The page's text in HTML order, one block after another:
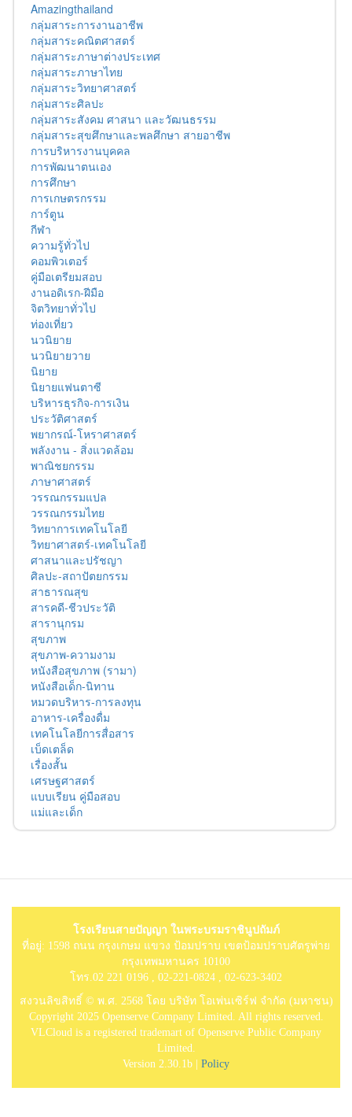
Amazingthailand
กลุ่มสาระการงานอาชีพ
กลุ่มสาระคณิตศาสตร์
กลุ่มสาระภาษาต่างประเทศ
กลุ่มสาระภาษาไทย
กลุ่มสาระวิทยาศาสตร์
กลุ่มสาระศิลปะ
กลุ่มสาระสังคม ศาสนา และวัฒนธรรม
กลุ่มสาระสุขศึกษาและพลศึกษา สายอาชีพ
การบริหารงานบุคคล
การพัฒนาตนเอง
การศึกษา
การเกษตรกรรม
การ์ตูน
กีฬา
ความรู้ทั่วไป
คอมพิวเตอร์
คู่มือเตรียมสอบ
งานอดิเรก-ฝีมือ
จิตวิทยาทั่วไป
ท่องเที่ยว
นวนิยาย
นวนิยายวาย
นิยาย
นิยายแฟนตาซี
บริหารธุรกิจ-การเงิน
ประวัติศาสตร์
พยากรณ์-โหราศาสตร์
พลังงาน - สิ่งแวดล้อม
พาณิชยกรรม
ภาษาศาสตร์
วรรณกรรมแปล
วรรณกรรมไทย
วิทยาการเทคโนโลยี
วิทยาศาสตร์-เทคโนโลยี
ศาสนาและปรัชญา
ศิลปะ-สถาปัตยกรรม
สาธารณสุข
สารคดี-ชีวประวัติ
สารานุกรม
สุขภาพ
สุขภาพ-ความงาม
หนังสือสุขภาพ (รามา)
หนังสือเด็ก-นิทาน
หมวดบริหาร-การลงทุน
อาหาร-เครื่องดื่ม
เทคโนโลยีการสื่อสาร
เบ็ดเตล็ด
เรื่องสั้น
เศรษฐศาสตร์
แบบเรียน คู่มือสอบ
แม่และเด็ก
โรงเรียนสายปัญญา ในพระบรมราชินูปถัมภ์
ที่อยู่: 1598 ถนน กรุงเกษม แขวง ป้อมปราบ เขตป้อมปราบศัตรูพ่าย
กรุงเทพมหานคร 10100
โทร.02 221 0196 , 02-221-0824 , 02-623-3402
สงวนลิขสิทธิ์ © พ.ศ. 2568 โดย บริษัท โอเพ่นเซิร์ฟ จำกัด (มหาชน)
Copyright 2025 Openserve Company Limited. All rights reserved.
VLCloud is a registered trademart of Openserve Public Company
Limited.
Version 2.30.1b | Policy